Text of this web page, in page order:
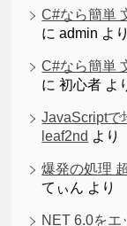
C#なら簡単
にadmin より
C#なら簡単
に初心者 よ
JavaScriptで
leaf2nd より
爆発の処理
てぃん より
NET 6.0をエ